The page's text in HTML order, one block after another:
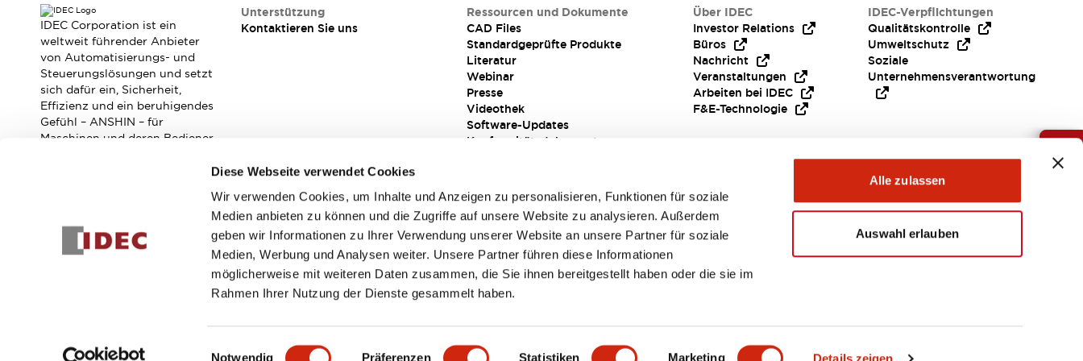
Diese Webseite verwendet Cookies
Wir verwenden Cookies, um Inhalte und Anzeigen zu personalisieren, Funktionen für soziale
Medien anbieten zu können und die Zugriffe auf unsere Website zu analysieren. Außerdem
geben wir Informationen zu Ihrer Verwendung unserer Website an unsere Partner für soziale
Medien, Werbung und Analysen weiter. Unsere Partner führen diese Informationen
möglicherweise mit weiteren Daten zusammen, die Sie ihnen bereitgestellt haben oder die sie im
Rahmen Ihrer Nutzung der Dienste gesammelt haben.
Einwilligungsauswahl
Notwendig Präferenzen Statistiken Marketing Details zeigen
Alle zulassen
Auswahl erlauben
Sicherheitslösungen
IDEC-Sicherheitskonzept
Kollaborative Sicherheit (Sicherheit 2.0)
Sicherheitsrelevante Gesetze und Normen
Sicherheitsausrüstung-Kurs
Entdecken Sie alles
Entdecken Sie alles
Software-Updates
Brauche Hilfe ?
IDEC Corporation ist ein
weltweit führender Anbieter
von Automatisierungs- und
Steuerungslösungen und setzt
sich dafür ein, Sicherheit,
Effizienz und ein beruhigendes
Gefühl – ANSHIN – für
Maschinen und deren Bediener
Unterstützung
Kontaktieren Sie uns
Ressourcen und Dokumente
CAD Files
Standardgeprüfte Produkte
Literatur
Webinar
Presse
Videothek
Software-Updates
Konformitätsdokumente
Über IDEC
Investor Relations
Büros
Nachricht
Veranstaltungen
Arbeiten bei IDEC
F&E-Technologie
IDEC-Verpflichtungen
Qualitätskontrolle
Umweltschutz
Soziale
Unternehmensverantwortung
Abonnieren Sie unseren Newsletter!
Registrieren
DatenschutzrichtlinieGeschäftsbedingungen EMEA